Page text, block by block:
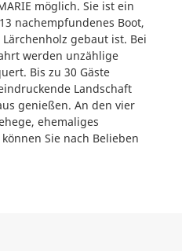
möglich. Sie ist ein
nachempfundenes Boot,
gebaut ist. Bei
werden unzählige
Bis zu 30 Gäste
Landschaft
genießen. An den vier
ehemaliges
Sie nach Belieben